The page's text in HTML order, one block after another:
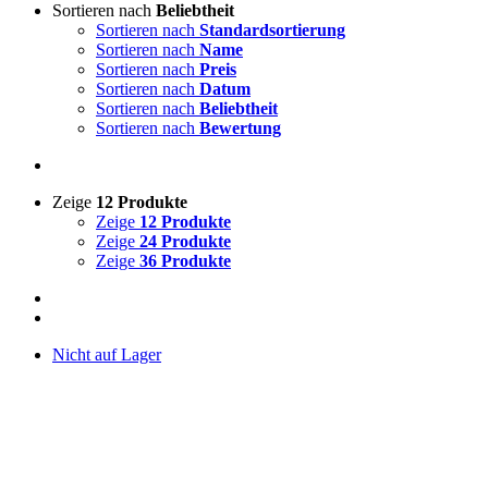
Sortieren nach Beliebtheit
Sortieren nach Standardsortierung
Sortieren nach Name
Sortieren nach Preis
Sortieren nach Datum
Sortieren nach Beliebtheit
Sortieren nach Bewertung
Zeige 12 Produkte
Zeige 12 Produkte
Zeige 24 Produkte
Zeige 36 Produkte
Nicht auf Lager